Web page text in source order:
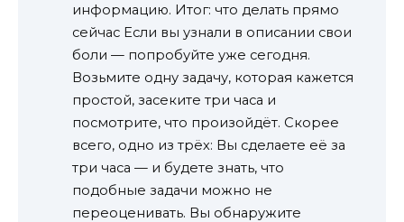
информацию. Итог: что делать прямо
сейчас Если вы узнали в описании свои
боли — попробуйте уже сегодня.
Возьмите одну задачу, которая кажется
простой, засеките три часа и
посмотрите, что произойдёт. Скорее
всего, одно из трёх: Вы сделаете её за
три часа — и будете знать, что
подобные задачи можно не
переоценивать. Вы обнаружите